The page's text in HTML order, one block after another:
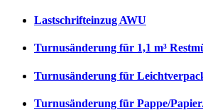
Lastschrifteinzug AWU
Turnusänderung für 1,1 m³
Turnusänderung für
Turnusänderung für Pappe/